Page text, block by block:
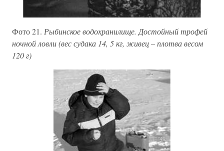
Фото 21. Рыбинское водохранилище. Достойный трофей
ночной ловли (вес судака 14, 5 кг, живец – плотва весом
120 г)